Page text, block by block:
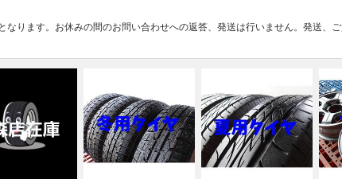
・中古品に関しましては写真に載せない小キズや使用感があるものも
ります。お休みの間のお問い合わせへの返答、発送は行いません。発送、